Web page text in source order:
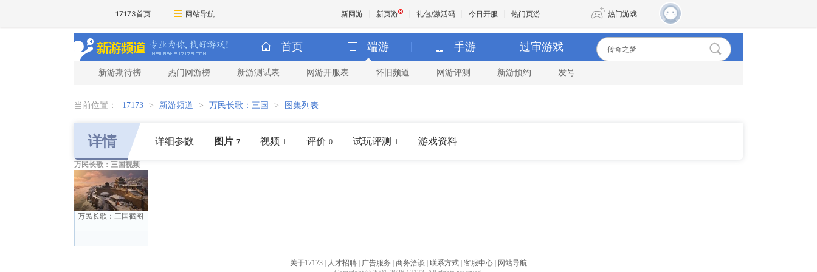
17173首页 网站导航 新网游 新页游 礼包/激活码 今日开服 热门页游 热门游戏
魔兽 DNF
首页 端游 手游 过审游戏
新游期待榜 热门网游榜 新游测试表 网游开服表 怀旧频道 网游评测 新游预约 发号
当前位置： 17173 > 新游频道 > 万民长歌：三国 > 图集列表
详情 详细参数 图片 7 视频 1 评价 0 试玩评测 1 游戏资料
万民长歌：三国视频
万民长歌：三国截图
关于17173 人才招聘 广告服务 商务洽谈 联系方式 客服中心
网站导航